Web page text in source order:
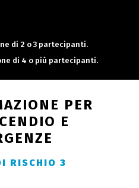
di 2 o 3 partecipanti.
di 4 o più partecipanti.
PER
E
RISCHIO 3